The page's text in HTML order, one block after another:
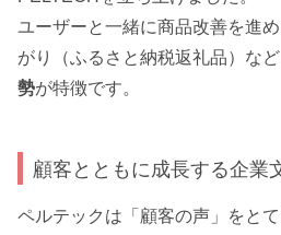
ユーザーと一緒に商品改善を進
がり（ふるさと納税返礼品）など
勢が特徴です。
顧客とともに成長する企業
ペルテックは「顧客の声」をと